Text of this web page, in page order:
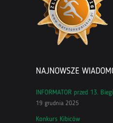
NAJNOWSZE
INFORMATOR przed 13.
19 grudnia 2025
Konkurs Kibiców